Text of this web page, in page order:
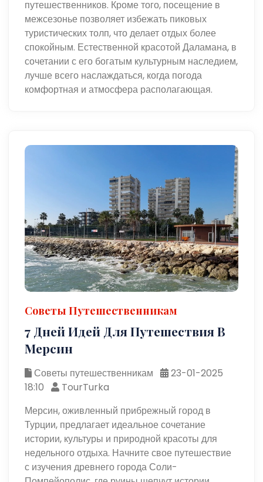
путешественников. Кроме того, посещение в
межсезонье позволяет избежать пиковых
туристических толп, что делает отдых более
спокойным. Естественной красотой Даламана, в
сочетании с его богатым культурным наследием,
лучше всего наслаждаться, когда погода
комфортная и атмосфера располагающая.
Советы Путешественникам
7 Дней Идей Для Путешествия В
Мерсин
Советы путешественникам
23-01-2025
18:10
TourTurka
Мерсин, оживленный прибрежный город в
Турции, предлагает идеальное сочетание
истории, культуры и природной красоты для
недельного отдыха. Начните свое путешествие
с изучения древнего города Соли-